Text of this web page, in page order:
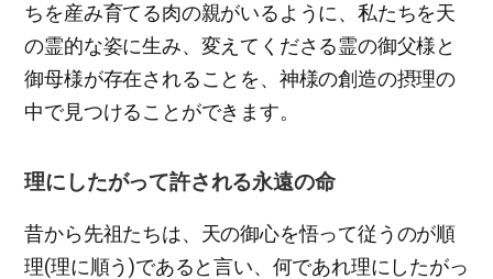
ちを産み育てる肉の親がいるように、私たちを天
の霊的な姿に生み、変えてくださる霊の御父様と
御母様が存在されることを、神様の創造の摂理の
中で見つけることができます。
理にしたがって許される永遠の命
昔から先祖たちは、天の御心を悟って従うのが順
理(理に順う)であると言い、何であれ理にしたがっ